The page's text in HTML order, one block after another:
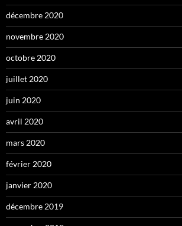
décembre 2020
novembre 2020
octobre 2020
juillet 2020
juin 2020
avril 2020
mars 2020
février 2020
janvier 2020
décembre 2019